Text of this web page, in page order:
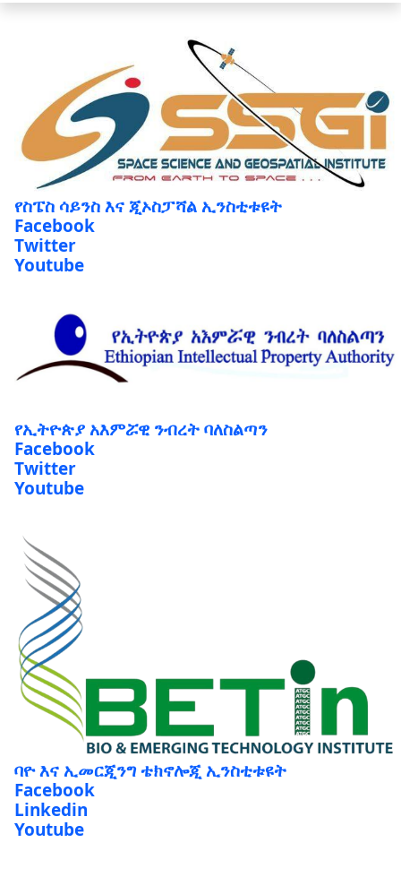
የስፔስ ሳይንስ እና ጂኦስፓሻል ኢንስቲቱዩት
Facebook
Twitter
Youtube
የኢትዮጵያ አእምሯዊ ንብረት ባለስልጣን
Facebook
Twitter
Youtube
ባዮ እና ኢመርጂንግ ቴክኖሎጂ ኢንስቲቱዩት
Facebook
Linkedin
Youtube